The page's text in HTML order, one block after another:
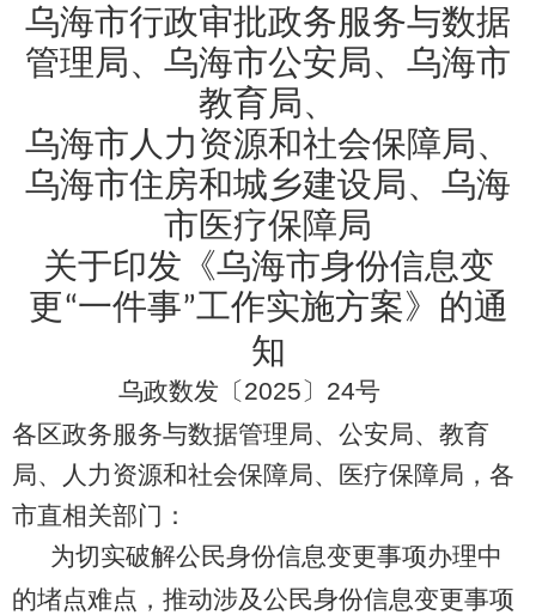
乌海市行政审批政务服务与数据
管理局、 乌海市公安局、 乌海市
教育局、
乌海市人力资源和社会保障局、
乌海市住房和城乡建设局、 乌海
市医疗保障局
关于印发《乌海市身份信息变
更“一件事”工作实施方案》的通
知
乌政数发〔2025〕 24号
各区政务服务与数据管理局、 公安局、教育
局、人力资源和社会保障局、医疗保障局，各
市直相关部门 ：
为切实破解公民身份信息变更事项办理中
的堵点难点，推动涉及公民身份信息变更事项